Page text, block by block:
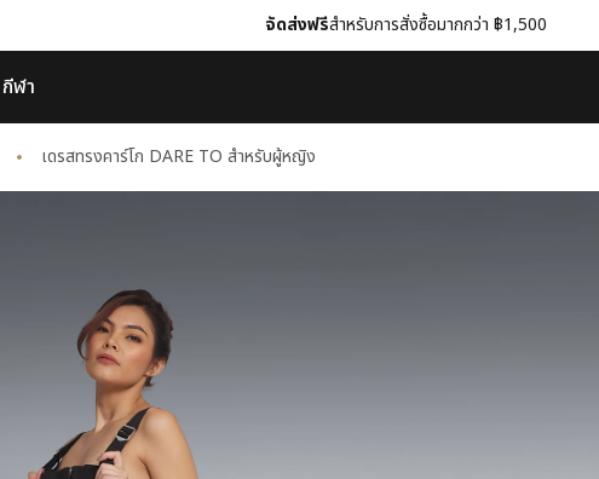
จัดส่งฟรีสำหรับการสั่งซื้อมากกว่า ฿1,500
กีฬา
เดรสทรงคาร์โก DARE TO สำหรับผู้หญิง